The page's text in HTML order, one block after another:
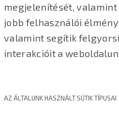
megjelenítését, valamint
jobb felhasználói
valamint segítik
interakcióit a
AZ ÁLTALUNK HASZNÁLT SÜTIK TÍPUSAI